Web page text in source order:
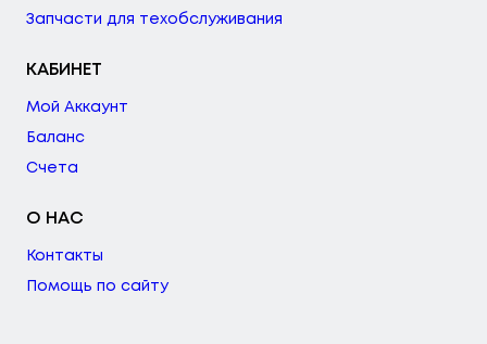
Запчасти для техобслуживания
КАБИНЕТ
Мой Аккаунт
Баланс
Счета
О НАС
Контакты
Помощь по сайту